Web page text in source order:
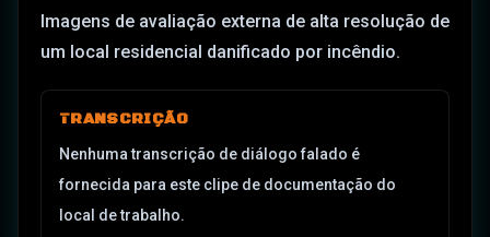
Imagens de avaliação externa de alta resolução de
um local residencial danificado por incêndio.
TRANSCRIÇÃO
Nenhuma transcrição de diálogo falado é
fornecida para este clipe de documentação do
local de trabalho.